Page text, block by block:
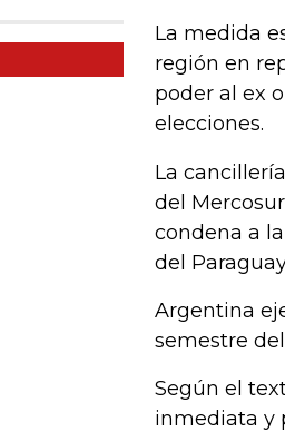
La medida
región en
poder al ex
elecciones.
La
del
condena a
del
Argentina
semestre del
Según el
inmediata y